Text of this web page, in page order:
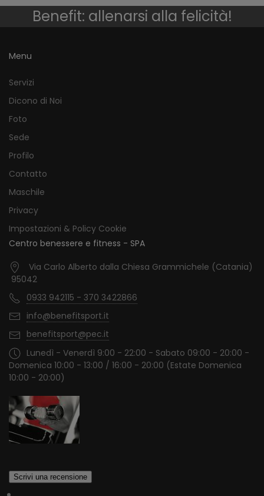
Benefit: allenarsi alla felicità!
Menu
Servizi
Dicono di Noi
Foto
Sede
Profilo
Contatto
Maschile
Privacy
Impostazioni & Policy Cookie
Centro benessere e fitness - SPA
Via Carlo Alberto dalla Chiesa Grammichele (Catania)
95042
0933 942115 - 370 3422866
info@benefitsport.it
benefitsport@pec.it
Lunedì - Venerdì 9:00 - 22:00 - Sabato 09:00 - 20:00 -
Domenica 10:00 - 13:00 / 16:00 - 20:00 (Estate Domenica
10:00 - 20:00)